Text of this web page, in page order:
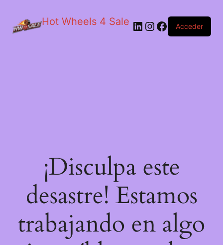
Hot Wheels 4 Sale LinkedIn
Instagram
Facebook
Acceder
¡Disculpa este
desastre! Estamos
trabajando en algo